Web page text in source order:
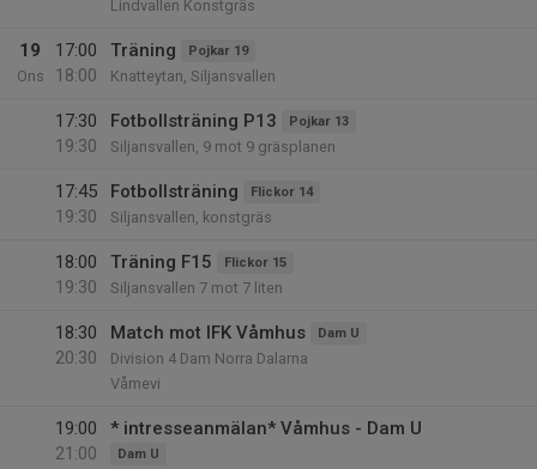
Lindvallen Konstgräs
19
Ons
17:00
18:00
Träning Pojkar 19
Knatteytan, Siljansvallen
17:30
19:30
Fotbollsträning P13 Pojkar 13
Siljansvallen, 9 mot 9 gräsplanen
17:45
19:30
Fotbollsträning Flickor 14
Siljansvallen, konstgräs
18:00
19:30
Träning F15 Flickor 15
Siljansvallen 7 mot 7 liten
18:30
20:30
Match mot IFK Våmhus Dam U
Division 4 Dam Norra Dalarna
Våmevi
19:00
21:00
* intresseanmälan* Våmhus - Dam U
Dam U